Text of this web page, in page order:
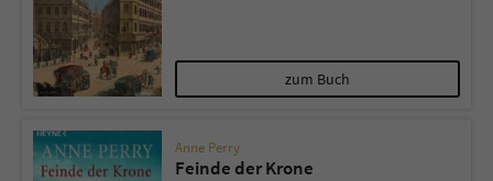
zum Buch
Anne Perry
Feinde der Krone